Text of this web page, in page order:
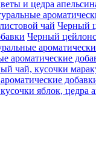
и цедра
чай Черный
Черный
ароматические
чай, кусочки
яблок, цедра